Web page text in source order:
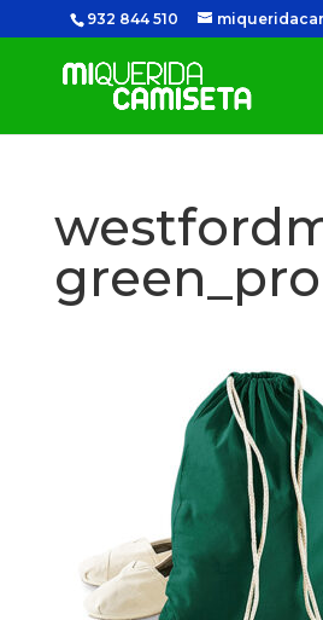
932 844 510